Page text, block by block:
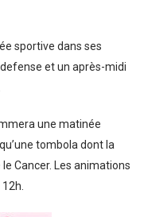
sportive dans ses
et un après-midi
une matinée
tombola dont la
Cancer. Les animations